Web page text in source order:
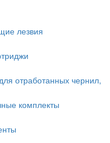
лезвия
отработанных чернил,
комплекты